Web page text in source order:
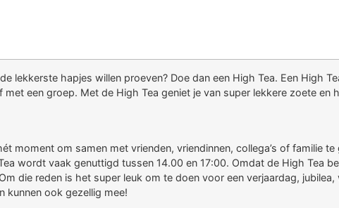
lekkerste hapjes willen proeven? Doe dan een High Tea. Een High
een groep. Met de High Tea geniet je van super lekkere zoete en
moment om samen met vrienden, vriendinnen, collega’s of familie
wordt vaak genuttigd tussen 14.00 en 17:00. Omdat de High Tea
die reden is het super leuk om te doen voor een verjaardag,
kunnen ook gezellig mee!